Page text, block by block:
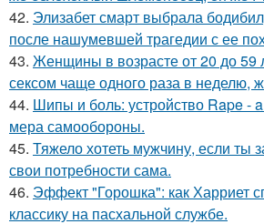
42. Элизабет смарт выбрала
после нашумевшей трагедии с ее
43. Женщины в возрасте от 20 до 59
сексом чаще одного раза в неделю,
44. Шипы и боль: устройство Rape -
мера самообороны.
45. Тяжело хотеть мужчину, если ты
свои потребности сама.
46. Эффект "Горошка": как Харриет
классику на пасхальной службе.